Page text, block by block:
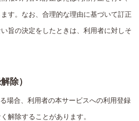
す。なお、合理的な理由に基づいて訂正
旨の決定をしたときは、利用者に対しそ
除）
場合、利用者の本サービスへの利用登録
解除することがあります。